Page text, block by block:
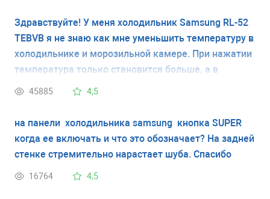
холодильника - Самсунг RL44QEUS.
Здравствуйте! У меня холодильник Samsung RL-52
TEBVB я не знаю как мне уменьшить температуру в
холодильнике и морозильной камере. При нажатии
температура только становится больше, а в
мор.камере наоборот все ниже. Спасибо заранее за
45885 4,5
на панели холодильника samsung кнопка SUPER
когда ее включать и что это обозначает? На задней
стенке стремительно нарастает шуба. Спасибо
16764 4,5